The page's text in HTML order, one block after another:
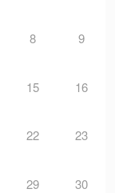
8 9
15 16
22 23
29 30